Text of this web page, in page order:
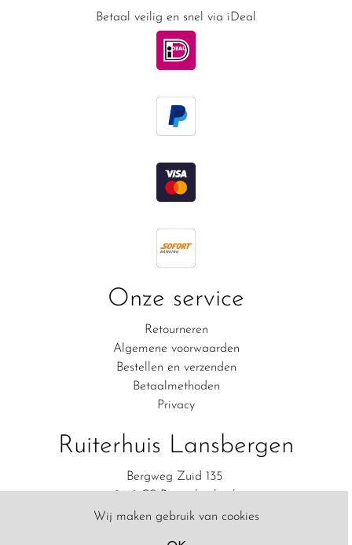
Wij maken gebruik van cookies
Betaal veilig en snel via iDeal
Onze service
Retourneren
Algemene voorwaarden
Bestellen en verzenden
Betaalmethoden
Privacy
Ruiterhuis Lansbergen
Bergweg Zuid 135
06-83111554